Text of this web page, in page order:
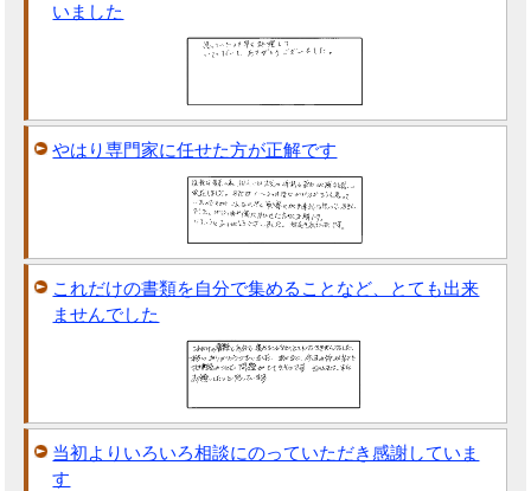
いました
やはり専門家に任せた方が正解です
これだけの書類を自分で集めることなど、とても出来
ませんでした
当初よりいろいろ相談にのっていただき感謝していま
す